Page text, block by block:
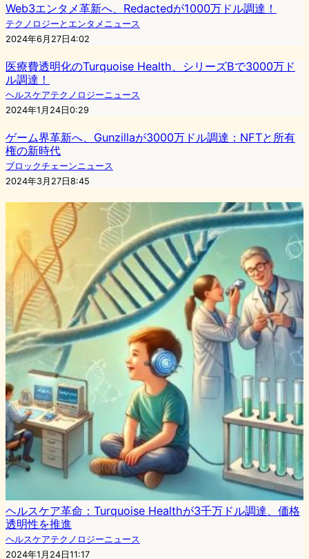
Web3エンタメ革新へ、Redactedが1000万ドル調達！
テクノロジーとエンタメニュース
2024年6月27日4:02
医療費透明化のTurquoise Health、シリーズBで3000万ド
ル調達！
ヘルスケアテクノロジーニュース
2024年1月24日0:29
ゲーム界革新へ、Gunzillaが3000万ドル調達：NFTと所有
権の新時代
ブロックチェーンニュース
2024年3月27日8:45
ヘルスケア革命：Turquoise Healthが3千万ドル調達、価格
透明性を推進
ヘルスケアテクノロジーニュース
2024年1月24日11:17